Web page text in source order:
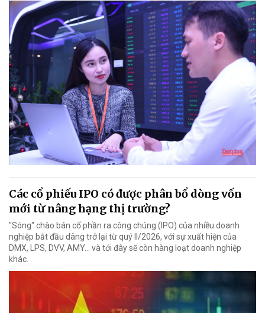
Các cổ phiếu IPO có được phân bổ dòng vốn
mới từ nâng hạng thị trường?
"Sóng" chào bán cổ phần ra công chúng (IPO) của nhiều doanh
nghiệp bắt đầu dâng trở lại từ quý II/2026, với sự xuất hiện của
DMX, LPS, DVV, AMY... và tới đây sẽ còn hàng loạt doanh nghiệp
khác.